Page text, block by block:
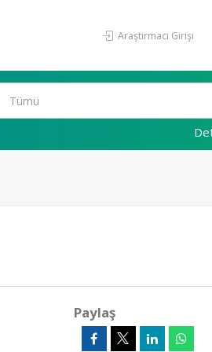
Araştırmacı Girişi
Paylaş